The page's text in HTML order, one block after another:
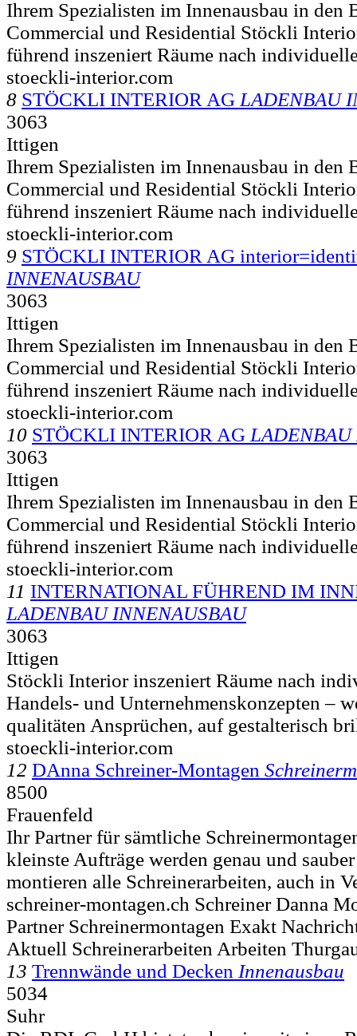
Ihrem Spezialisten im Innenausbau in den
Commercial und Residential Stöckli
führend inszeniert Räume nach
stoeckli-interior.com
8 STÖCKLI INTERIOR AG LADENBAU
3063
Ittigen
Ihrem Spezialisten im Innenausbau in den
Commercial und Residential Stöckli
führend inszeniert Räume nach
stoeckli-interior.com
9 STÖCKLI INTERIOR AG
INNENAUSBAU
3063
Ittigen
Ihrem Spezialisten im Innenausbau in den
Commercial und Residential Stöckli
führend inszeniert Räume nach
stoeckli-interior.com
10 STÖCKLI INTERIOR AG
3063
Ittigen
Ihrem Spezialisten im Innenausbau in den
Commercial und Residential Stöckli
führend inszeniert Räume nach
stoeckli-interior.com
11 INTERNATIONAL FÜHREND IM
LADENBAU INNENAUSBAU
3063
Ittigen
Stöckli Interior inszeniert Räume nach
Handels- und Unternehmenskonzepten –
qualitäten Ansprüchen, auf gestalterisch
stoeckli-interior.com
12 DAnna Schreiner-Montagen
8500
Frauenfeld
Ihr Partner für sämtliche
kleinste Aufträge werden genau und
montieren alle Schreinerarbeiten, auch in
schreiner-montagen.ch Schreiner Danna
Partner Schreinermontagen Exakt
Aktuell Schreinerarbeiten Arbeiten
13 Trennwände und Decken Innenausbau
5034
Suhr